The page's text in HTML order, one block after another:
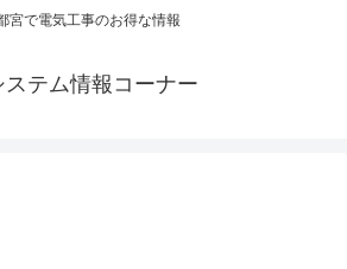
宮で電気工事のお得な情報
ステム情報コーナー